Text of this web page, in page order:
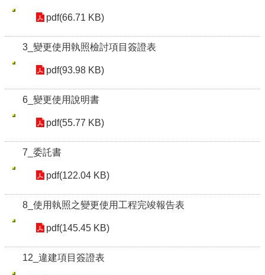
pdf(66.71 KB)
3_變更使用執照檢討項目簽證表
pdf(93.98 KB)
6_變更使用說明書
pdf(55.77 KB)
7_委託書
pdf(122.04 KB)
8_使用執照之變更使用工程完竣報告表
pdf(145.45 KB)
12_違建項目簽證表